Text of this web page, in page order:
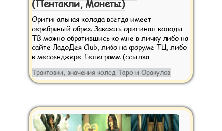
(Пентакли, Монеты)
Оригинальная колода всегда имеет
серебряный обрез. Заказать оригинал колоды
ТВ можно обратившись ко мне в личку либо на
сайте ЛадоДея Club, либо на форуме ТЦ, либо
в мессенджере Телеграмм (ссылка
Трактовки, значения колод Таро и Оракулов